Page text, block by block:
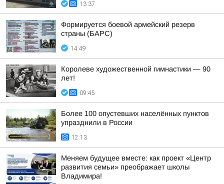
13:37
Формируется боевой армейский резерв
страны (БАРС)
14:49
Королеве художественной гимнастики — 90
лет!
09:45
Более 100 опустевших населённых пунктов
упразднили в России
12:13
Меняем будущее вместе: как проект «Центр
развития семьи» преображает школы
Владимира!